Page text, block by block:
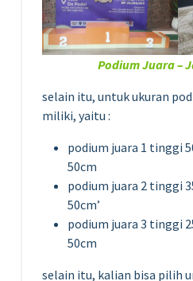
Podium Juara –
selain itu, untuk ukuran
miliki, yaitu :
podium juara 1 tinggi
50cm
podium juara 2 tinggi
50cm’
podium juara 3 tinggi
50cm
selain itu, kalian bisa pilih